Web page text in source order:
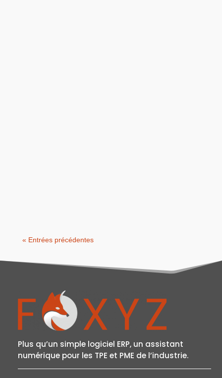
« Entrées précédentes
Plus qu’un simple logiciel ERP, un assistant
numérique pour les TPE et PME de l’industrie.